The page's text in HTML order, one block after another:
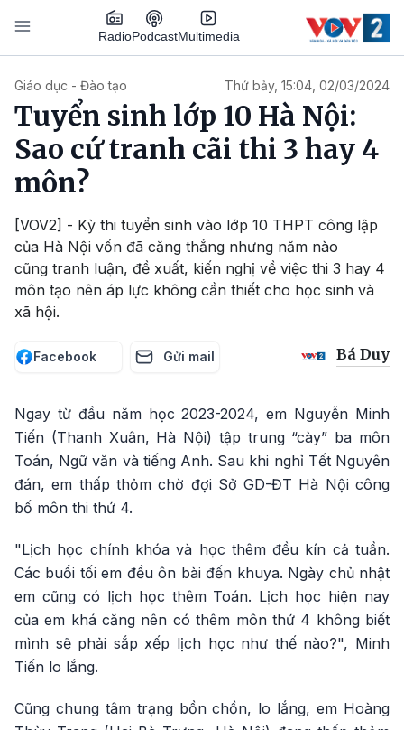
Nhảy đến nội dung
RadioPodcastMultimedia
Giáo dục - Đào tạo Thứ bảy, 15:04, 02/03/2024
Tuyển sinh lớp 10 Hà Nội:
Sao cứ tranh cãi thi 3 hay 4
môn?
[VOV2] - Kỳ thi tuyển sinh vào lớp 10 THPT công lập
của Hà Nội vốn đã căng thẳng nhưng năm nào
cũng tranh luận, đề xuất, kiến nghị về việc thi 3 hay 4
môn tạo nên áp lực không cần thiết cho học sinh và
xã hội.
Facebook Gửi mail Bá Duy
Ngay từ đầu năm học 2023-2024, em Nguyễn Minh
Tiến (Thanh Xuân, Hà Nội) tập trung “cày” ba môn
Toán, Ngữ văn và tiếng Anh. Sau khi nghỉ Tết Nguyên
đán, em thấp thỏm chờ đợi Sở GD-ĐT Hà Nội công
bố môn thi thứ 4.
"Lịch học chính khóa và học thêm đều kín cả tuần.
Các buổi tối em đều ôn bài đến khuya. Ngày chủ nhật
em cũng có lịch học thêm Toán. Lịch học hiện nay
của em khá căng nên có thêm môn thứ 4 không biết
mình sẽ phải sắp xếp lịch học như thế nào?", Minh
Tiến lo lắng.
Cũng chung tâm trạng bồn chồn, lo lắng, em Hoàng